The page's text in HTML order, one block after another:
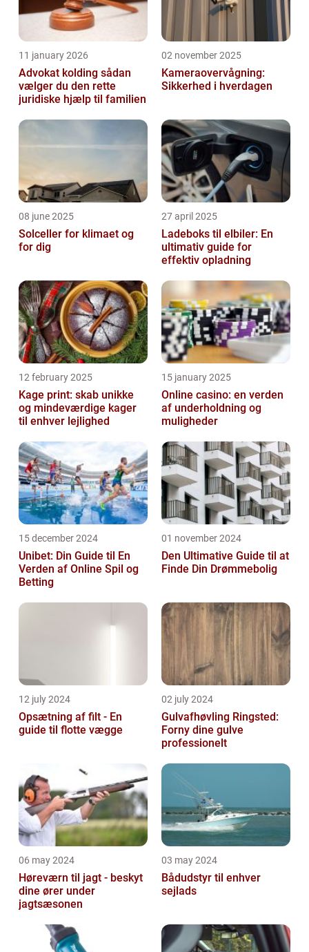
11 january 2026
Advokat kolding sådan
vælger du den rette
juridiske hjælp til familien
02 november 2025
Kameraovervågning:
Sikkerhed i hverdagen
08 june 2025
Solceller for klimaet og
for dig
27 april 2025
Ladeboks til elbiler: En
ultimativ guide for
effektiv opladning
12 february 2025
Kage print: skab unikke
og mindeværdige kager
til enhver lejlighed
15 january 2025
Online casino: en verden
af underholdning og
muligheder
15 december 2024
Unibet: Din Guide til En
Verden af Online Spil og
Betting
01 november 2024
Den Ultimative Guide til at
Finde Din Drømmebolig
12 july 2024
Opsætning af filt - En
guide til flotte vægge
02 july 2024
Gulvafhøvling Ringsted:
Forny dine gulve
professionelt
06 may 2024
Høreværn til jagt - beskyt
dine ører under
jagtsæsonen
03 may 2024
Bådudstyr til enhver
sejlads